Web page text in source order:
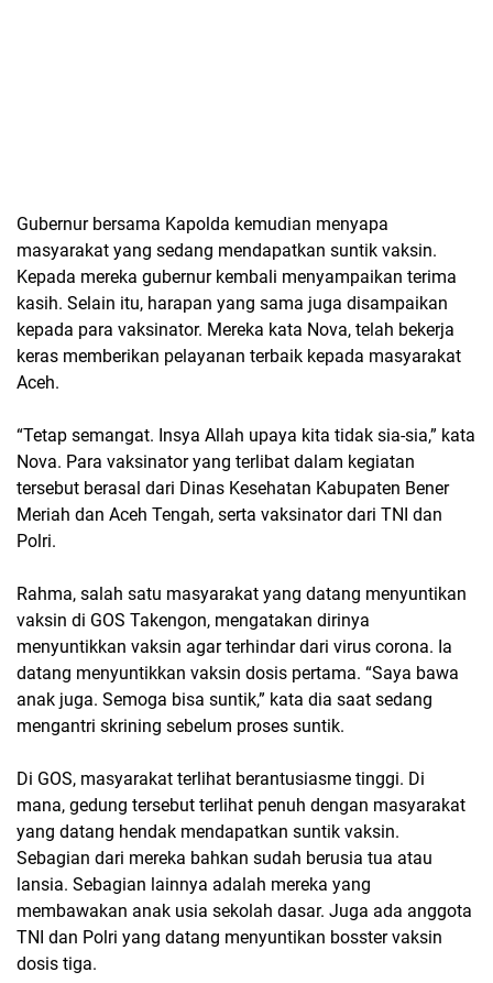
Gubernur bersama Kapolda kemudian menyapa
masyarakat yang sedang mendapatkan suntik vaksin.
Kepada mereka gubernur kembali menyampaikan terima
kasih. Selain itu, harapan yang sama juga disampaikan
kepada para vaksinator. Mereka kata Nova, telah bekerja
keras memberikan pelayanan terbaik kepada masyarakat
Aceh.
“Tetap semangat. Insya Allah upaya kita tidak sia-sia,” kata
Nova. Para vaksinator yang terlibat dalam kegiatan
tersebut berasal dari Dinas Kesehatan Kabupaten Bener
Meriah dan Aceh Tengah, serta vaksinator dari TNI dan
Polri.
Rahma, salah satu masyarakat yang datang menyuntikan
vaksin di GOS Takengon, mengatakan dirinya
menyuntikkan vaksin agar terhindar dari virus corona. Ia
datang menyuntikkan vaksin dosis pertama. “Saya bawa
anak juga. Semoga bisa suntik,” kata dia saat sedang
mengantri skrining sebelum proses suntik.
Di GOS, masyarakat terlihat berantusiasme tinggi. Di
mana, gedung tersebut terlihat penuh dengan masyarakat
yang datang hendak mendapatkan suntik vaksin.
Sebagian dari mereka bahkan sudah berusia tua atau
lansia. Sebagian lainnya adalah mereka yang
membawakan anak usia sekolah dasar. Juga ada anggota
TNI dan Polri yang datang menyuntikan bosster vaksin
dosis tiga.